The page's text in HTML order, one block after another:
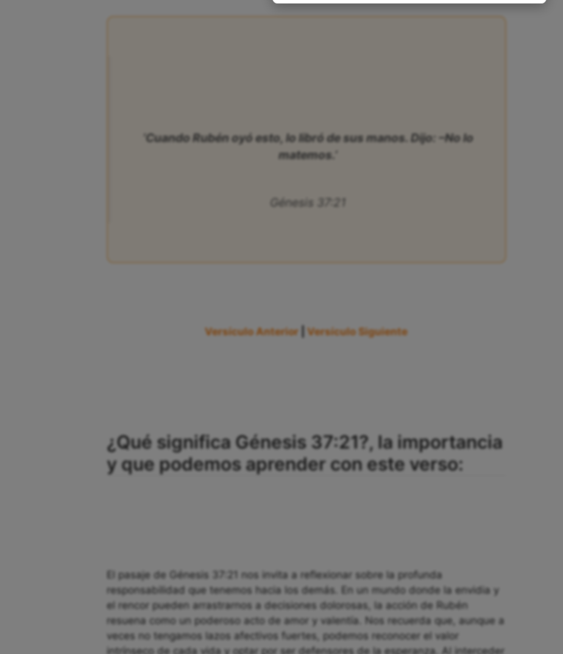
‘Cuando Rubén oyó esto, lo libró de sus manos. Dijo: –No lo
matemos.’
Génesis 37:21
Versículo Anterior |Versículo Siguiente
¿Qué significa Génesis 37:21?, la importancia
y que podemos aprender con este verso:
El pasaje de Génesis 37:21 nos invita a reflexionar sobre la profunda
responsabilidad que tenemos hacia los demás. En un mundo donde la envidia y
el rencor pueden arrastrarnos a decisiones dolorosas, la acción de Rubén
resuena como un poderoso acto de amor y valentía. Nos recuerda que, aunque a
veces no tengamos lazos afectivos fuertes, podemos reconocer el valor
intrínseco de cada vida y optar por ser defensores de la esperanza. Al interceder